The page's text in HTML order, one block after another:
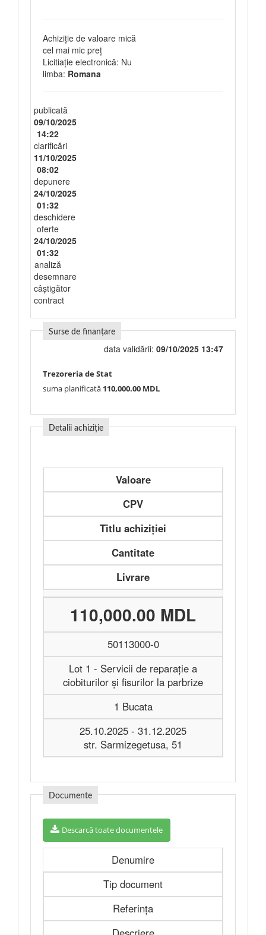
Achiziție de valoare mică
cel mai mic preț
Licitiație electronică: Nu
limba: Romana
publicată
09/10/2025
14:22
clarificări
11/10/2025
08:02
depunere
24/10/2025
01:32
deschidere
oferte
24/10/2025
01:32
analiză
desemnare
câștigător
contract
Surse de finanțare
data validării: 09/10/2025 13:47
Trezoreria de Stat
suma planificată 110,000.00 MDL
Detalii achiziție
Valoare
CPV
Titlu achiziției
Cantitate
Livrare
110,000.00 MDL
50113000-0
Lot 1 - Servicii de reparație a
ciobiturilor și fisurilor la parbrize
1 Bucata
25.10.2025 - 31.12.2025
str. Sarmizegetusa, 51
Documente
Descarcă toate documentele
Denumire
Tip document
Referința